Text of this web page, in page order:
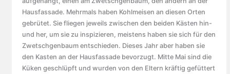
Hausfassade. Mehrmals haben Kohlmeisen an diesen Orten
gebrütet. Sie fliegen jeweils zwischen den beiden Kästen hin-
und her, um sie zu inspizieren, meistens haben sie sich für den
Zwetschgenbaum entschieden. Dieses Jahr aber haben sie
den Kasten an der Hausfassade bevorzugt. Mitte Mai sind die
Küken geschlüpft und wurden von den Eltern kräftig gefüttert